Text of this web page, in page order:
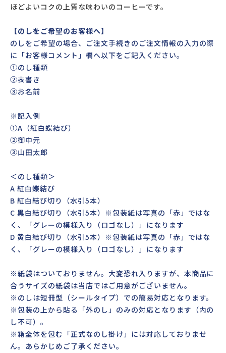
ほどよいコクの上質な味わいのコーヒーです。
【のしをご希望のお客様へ】
のしをご希望の場合、ご注文手続きのご注文情報の入力の際
に「お客様コメント」欄へ以下をご記入ください。
①のし種類
②表書き
③お名前
※記入例
①A（紅白蝶結び）
②御中元
③山田太郎
＜のし種類＞
A 紅白蝶結び
B 紅白結び切り（水引5本）
C 黒白結び切り（水引5本）※包装紙は写真の「赤」ではな
く、「グレーの模様入り（ロゴなし）」になります
D 黄白結び切り（水引5本）※包装紙は写真の「赤」ではな
く、「グレーの模様入り（ロゴなし）」になります
※紙袋はついておりません。大変恐れ入りますが、本商品に
合うサイズの紙袋は当店ではご用意がございません。
※のしは短冊型（シールタイプ）での簡易対応となります。
※包装の上から貼る「外のし」のみの対応となります（内の
し不可）。
※箱全体を包む「正式なのし掛け」には対応しておりませ
ん。あらかじめご了承ください。